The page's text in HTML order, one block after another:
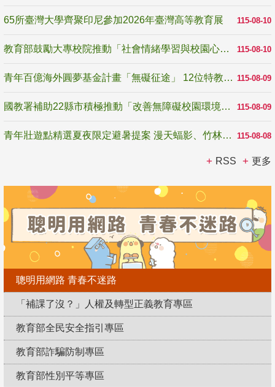
115-08-10
65所臺灣大學齊聚印尼參加2026年臺灣高等教育展
115-08-10
教育部鼓勵大專校院推動「社會情緒學習與校園心理健康促進計畫」 培育校園「心」韌性
115-08-09
青年百億海外圓夢基金計畫「無礙征途」 12位特教與弱勢青年勇闖西班牙 跨越感官限制見證生命蛻變
115-08-09
國教署補助22縣市積極推動「改善無障礙校園環境計畫」 打造友善、安全、無礙學習空間
115-08-08
青年壯遊點精選夏夜限定避暑提案 漫天蝠影、竹林尋蛙、茶香夜觀 邀青年暮色出發
RSS 更多
聰明用網路 青春不迷路
「補課了沒？」人權及轉型正義教育專區
教育部全民安全指引專區
教育部詐騙防制專區
教育部性別平等專區